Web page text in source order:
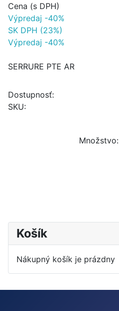
Cena (s DPH)
Výpredaj -40%
SK DPH (23%)
Výpredaj -40%
SERRURE PTE AR
Dostupnosť:
SKU:
Množstvo:
Košík
Nákupný košík je prázdny